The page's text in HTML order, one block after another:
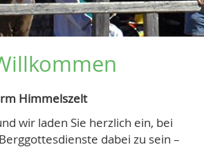
Himmelszelt
wir laden Sie herzlich ein, bei
dabei zu sein –